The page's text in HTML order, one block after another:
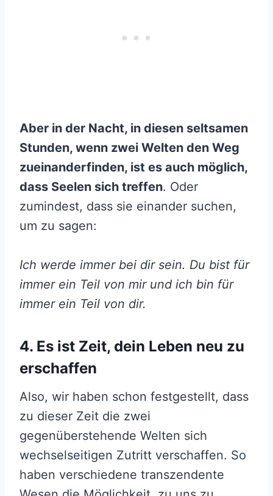
Aber in der Nacht, in diesen seltsamen
Stunden, wenn zwei Welten den Weg
zueinanderfinden, ist es auch möglich,
dass Seelen sich treffen. Oder
zumindest, dass sie einander suchen,
um zu sagen:
Ich werde immer bei dir sein. Du bist für
immer ein Teil von mir und ich bin für
immer ein Teil von dir.
4. Es ist Zeit, dein Leben neu zu
erschaffen
Also, wir haben schon festgestellt, dass
zu dieser Zeit die zwei
gegenüberstehende Welten sich
wechselseitigen Zutritt verschaffen. So
haben verschiedene transzendente